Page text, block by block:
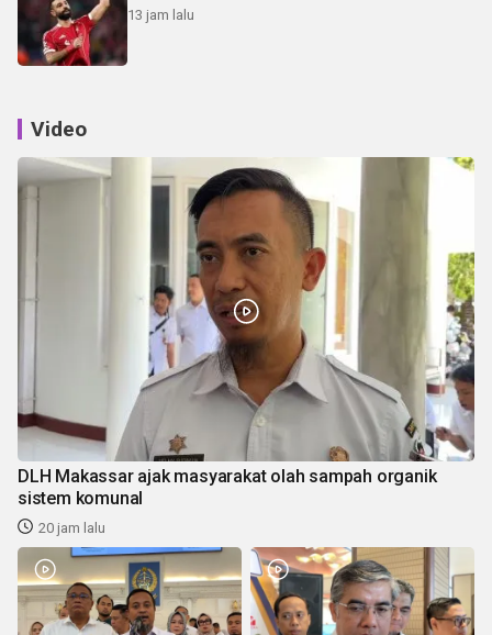
13 jam lalu
Video
DLH Makassar ajak masyarakat olah sampah organik
sistem komunal
20 jam lalu